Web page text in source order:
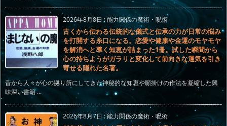
2026年8月8日 :能力関係の魔術・呪術
古くから伝わる伝統的な儀式と伝承の力が日常の悩み
を打開する糸口になる。恋愛や健康や金運のモヤモヤ
を解消へと導く知恵が詰まった1冊。試した瞬間から
心の持ちようがガラリと変化して前向きな運気を引き
寄せる隠れた名著。
昔から人々が心の拠り所にしてきた神秘的な知恵や願掛けの作法を凝縮した興
味深い書籍 ...
2026年8月7日:能力関係の魔術・呪術